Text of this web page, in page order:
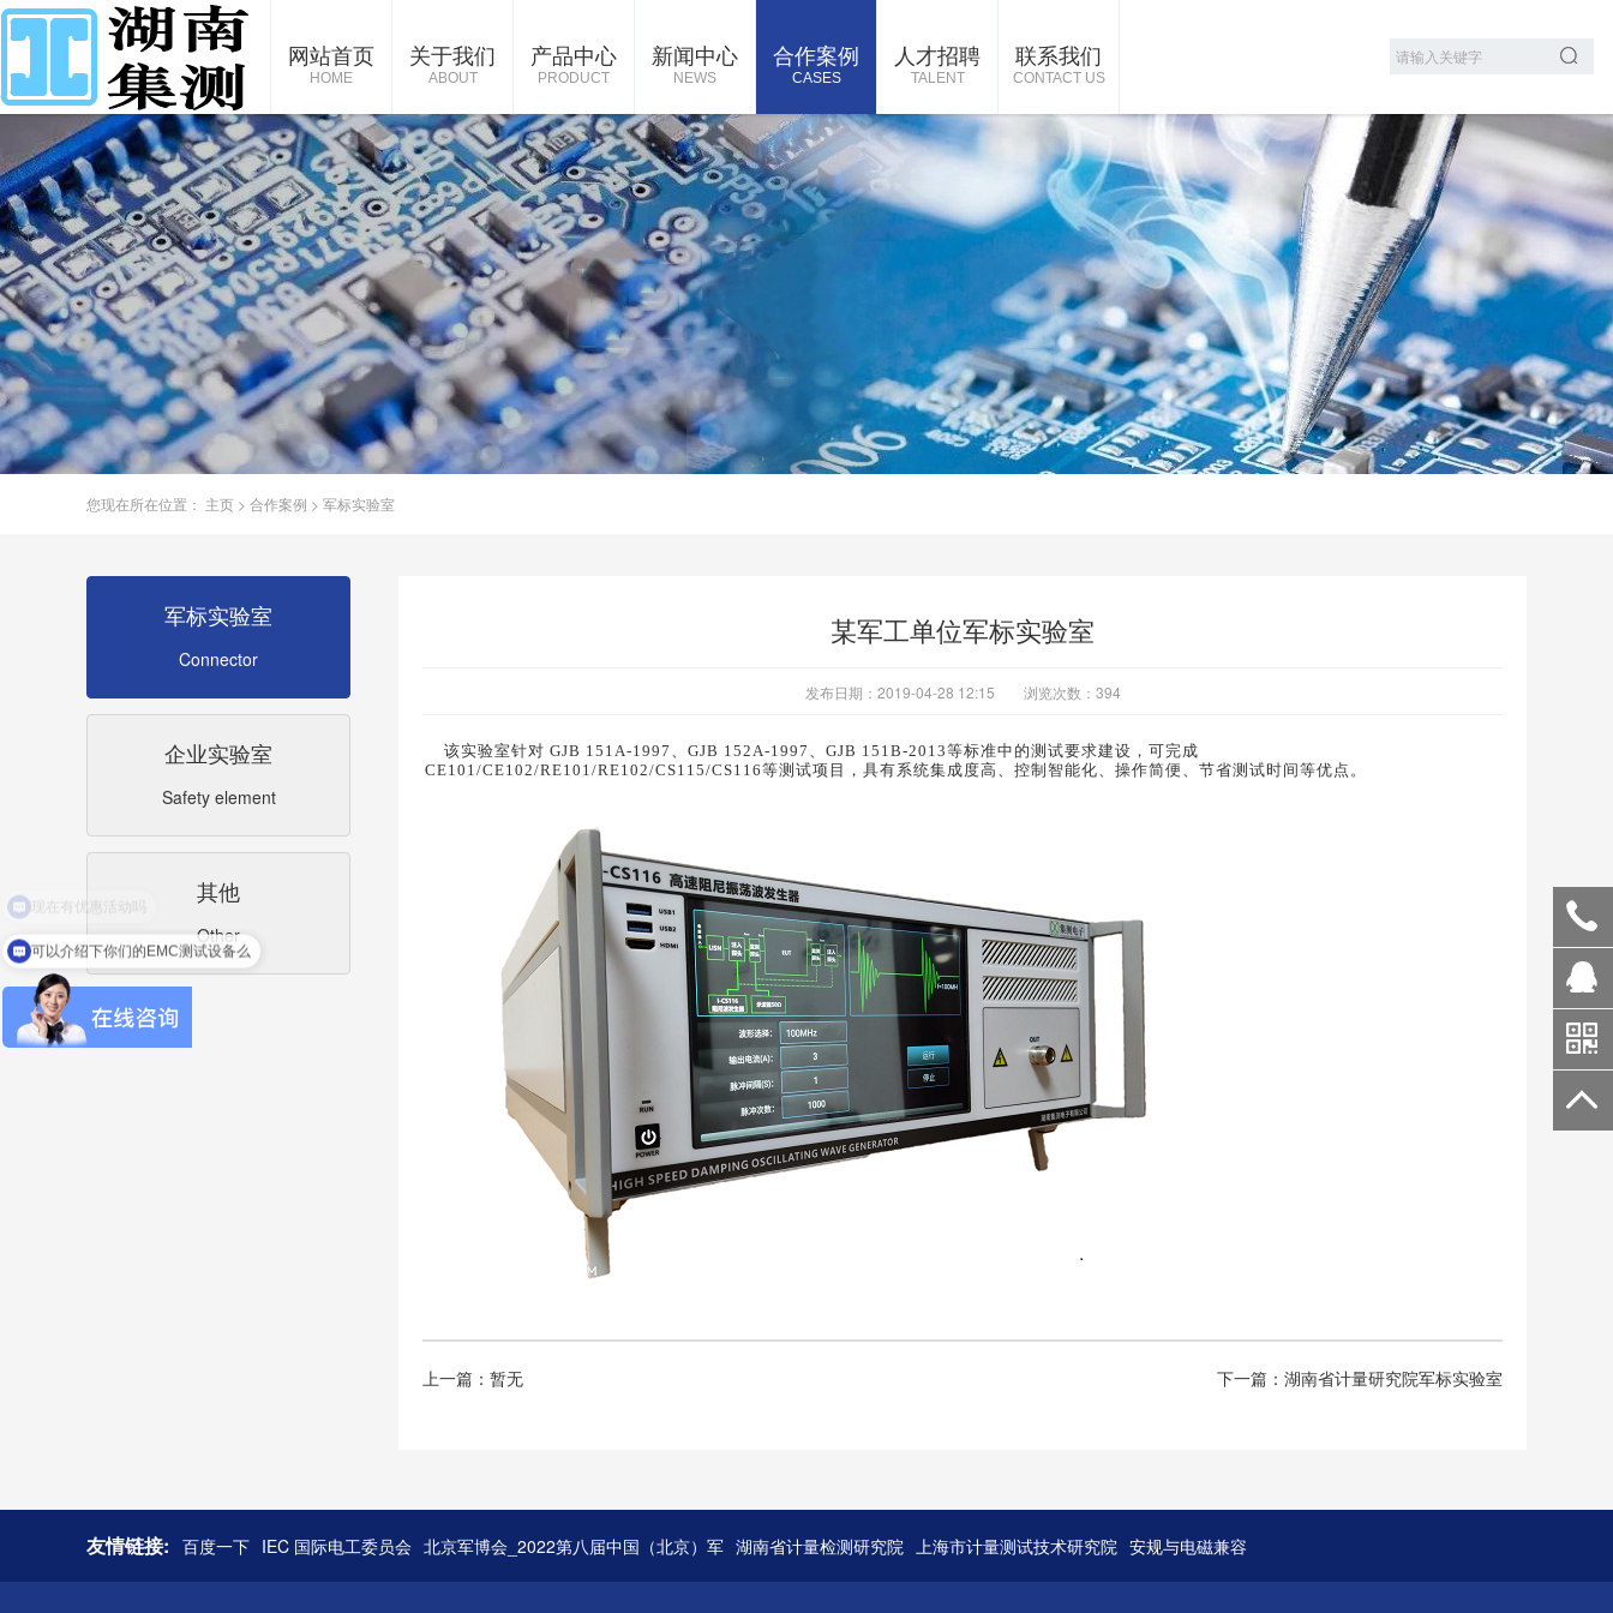
网站首页
HOME
关于我们
ABOUT
产品中心
PRODUCT
新闻中心
NEWS
合作案例
CASES
人才招聘
TALENT
联系我们
CONTACT US
您现在所在位置： 主页 > 合作案例 > 军标实验室
军标实验室
Connector
企业实验室
Safety element
其他
Other
某军工单位军标实验室
发布日期：2019-04-28 12:15 浏览次数： 394
该实验室针对 GJB 151A-1997、GJB 152A-1997、GJB 151B-2013等标准中的测试要求建设，可完成
CE101/CE102/RE101/RE102/CS115/CS116等测试项目，具有系统集成度高、控制智能化、操作简便、节省测试时间等优点。
上一篇：暂无 下一篇：湖南省计量研究院军标实验室
友情链接: 百度一下 IEC 国际电工委员会 北京军博会_2022第八届中国（北京）军 湖南省计量检测研究院 上海市计量测试技术研究院 安规与电磁兼容
可以介绍下你们的EMC测试设备么